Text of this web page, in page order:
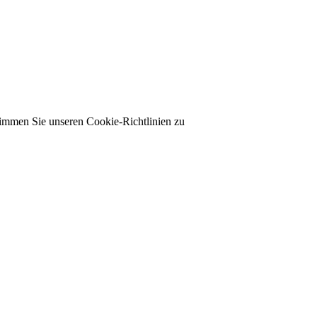
Sie unseren Cookie-Richtlinien zu